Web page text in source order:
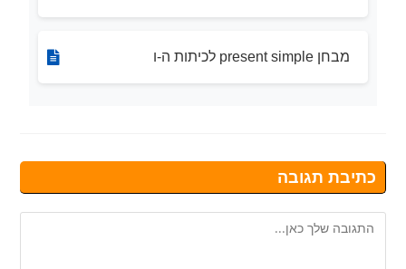
מבחן present simple לכיתות ה-ו
כתיבת תגובה